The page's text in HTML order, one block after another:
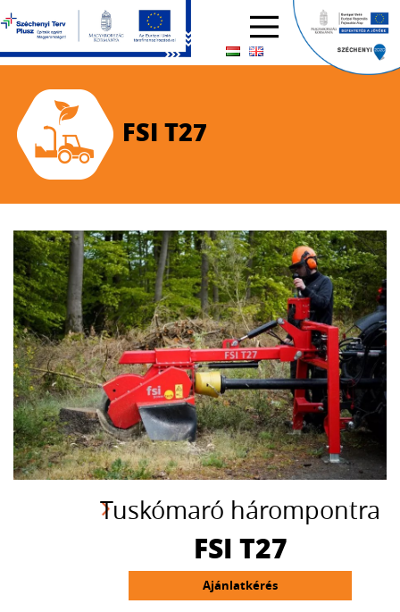
FSI T27
Tuskómaró hárompontra
FSI T27
Ajánlatkérés